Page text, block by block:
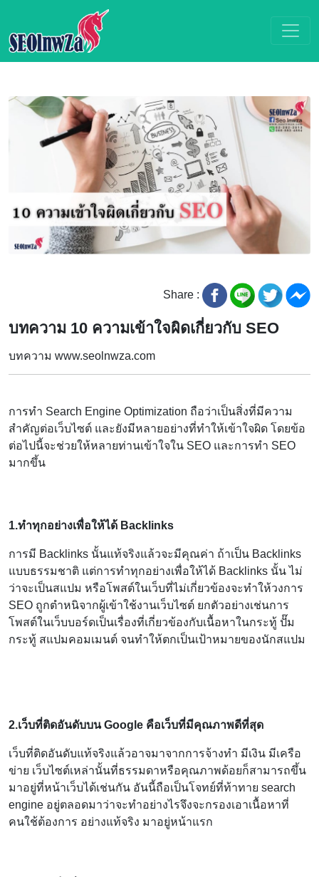
Share :
บทความ 10 ความเข้าใจผิดเกี่ยวกับ SEO
บทความ www.seolnwza.com
การทำ Search Engine Optimization ถือว่าเป็นสิ่งที่มีความ
สำคัญต่อเว็บไซต์ และยังมีหลายอย่างที่ทำให้เข้าใจผิด โดยข้อ
ต่อไปนี้จะช่วยให้หลายท่านเข้าใจใน SEO และการทำ SEO
มากขึ้น
1.ทำทุกอย่างเพื่อให้ได้ Backlinks
การมี Backlinks นั้นแท้จริงแล้วจะมีคุณค่า ถ้าเป็น Backlinks
แบบธรรมชาติ แต่การทำทุกอย่างเพื่อให้ได้ Backlinks นั้น ไม่
ว่าจะเป็นสแปม หรือโพสต์ในเว็บที่ไม่เกี่ยวข้องจะทำให้วงการ
SEO ถูกตำหนิจากผู้เข้าใช้งานเว็บไซต์ ยกตัวอย่างเช่นการ
โพสต์ในเว็บบอร์ดเป็นเรื่องที่เกี่ยวข้องกับเนื้อหาในกระทู้ ปั๊ม
กระทู้ สแปมคอมเมนต์ จนทำให้ตกเป็นเป้าหมายของนักสแปม
2.เว็บที่ติดอันดับบน Google คือเว็บที่มีคุณภาพดีที่สุด
เว็บที่ติดอันดับแท้จริงแล้วอาจมาจากการจ้างทำ มีเงิน มีเครือ
ข่าย เว็บไซต์เหล่านั้นที่ธรรมดาหรือคุณภาพด้อยก็สามารถขึ้น
มาอยู่ที่หน้าเว็บได้เช่นกัน อันนี้ถือเป็นโจทย์ที่ท้าทาย search
engine อยู่ตลอดมาว่าจะทำอย่างไรจึงจะกรองเอาเนื้อหาที่
คนใช้ต้องการ อย่างแท้จริง มาอยู่หน้าแรก